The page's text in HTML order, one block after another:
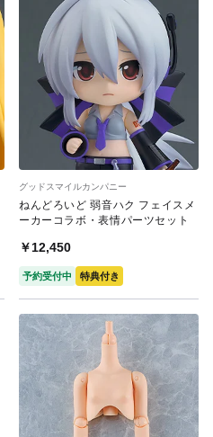
グッドスマイルカンパニー
ねんどろいど 弱音ハク フェイスメ
ーカーコラボ・表情パーツセット
￥12,450
予約受付中 特典付き